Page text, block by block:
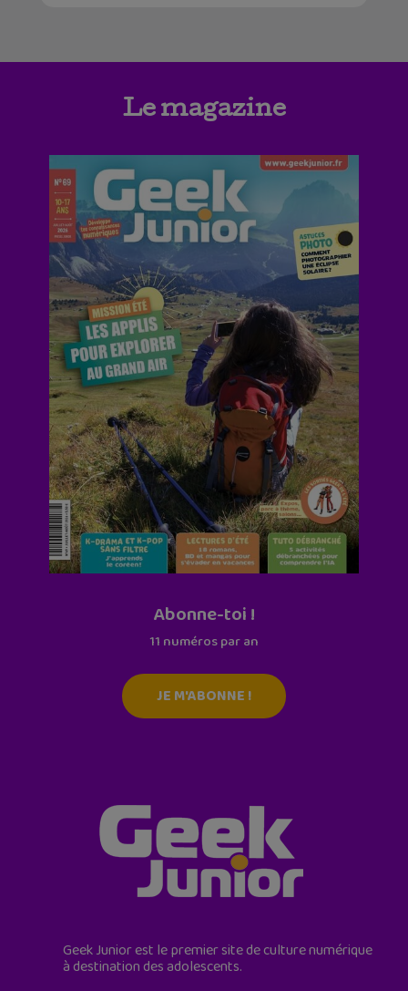
Le magazine
Abonne-toi !
11 numéros par an
JE M'ABONNE !
Geek Junior est le premier site de culture numérique
à destination des adolescents.